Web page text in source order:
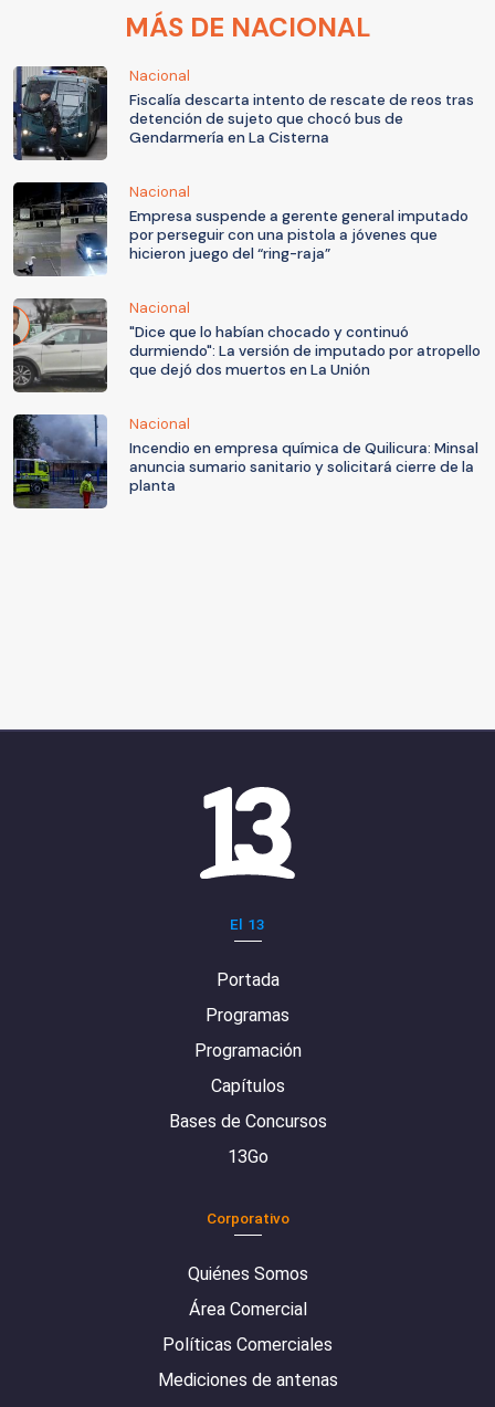
MÁS DE NACIONAL
Nacional
Fiscalía descarta intento de rescate de reos tras
detención de sujeto que chocó bus de
Gendarmería en La Cisterna
Nacional
Empresa suspende a gerente general imputado
por perseguir con una pistola a jóvenes que
hicieron juego del “ring-raja”
Nacional
"Dice que lo habían chocado y continuó
durmiendo": La versión de imputado por atropello
que dejó dos muertos en La Unión
Nacional
Incendio en empresa química de Quilicura: Minsal
anuncia sumario sanitario y solicitará cierre de la
planta
El 13
Portada
Programas
Programación
Capítulos
Bases de Concursos
13Go
Corporativo
Quiénes Somos
Área Comercial
Políticas Comerciales
Mediciones de antenas